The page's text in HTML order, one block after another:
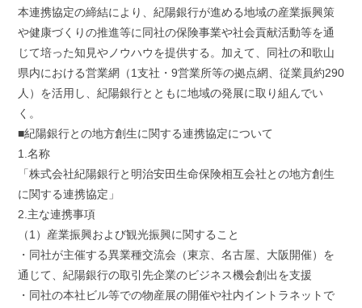
k
本連携協定の締結により、紀陽銀行が進める地域の産業振興策
や健康づくりの推進等に同社の保険事業や社会貢献活動等を通
じて培った知見やノウハウを提供する。加えて、同社の和歌山
県内における営業網（1支社・9営業所等の拠点網、従業員約290
人）を活用し、紀陽銀行とともに地域の発展に取り組んでい
く。
■紀陽銀行との地方創生に関する連携協定について
1.名称
「株式会社紀陽銀行と明治安田生命保険相互会社との地方創生
に関する連携協定」
2.主な連携事項
（1）産業振興および観光振興に関すること
・同社が主催する異業種交流会（東京、名古屋、大阪開催）を
通じて、紀陽銀行の取引先企業のビジネス機会創出を支援
・同社の本社ビル等での物産展の開催や社内イントラネットで